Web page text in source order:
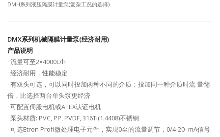
DMH系列液压隔膜计量泵(复杂工况的选择)
DMX系列机械隔膜计量泵(经济耐用)
产品说明
· 流量可至2×4000L/h
· 经济耐用，性能稳定
· 有双头可选，可以同时投加两种不同的介质；投加同一种介质时流 量翻
倍，比选择两台单头泵更经济
· 可配置伺服电机或ATEX认证电机
· 泵头材质: PVC, PP, PVDF, 316Ti(1.4408)不锈钢
· 可选Etron Profi微处理电子元件，实现0至的流量调节，0/4-20- mA信号